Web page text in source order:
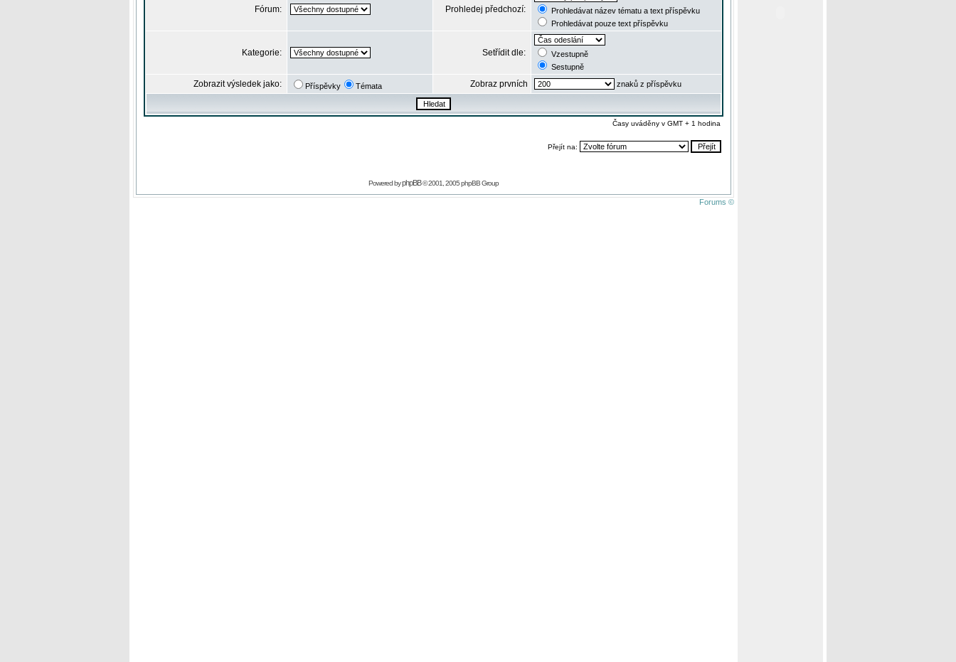
Fórum: Prohledej předchozí:
Prohledávat název tématu a text příspěvku
Prohledávat pouze text příspěvku
Kategorie: Setřídit dle:
Vzestupně
Sestupně
Zobrazit výsledek jako: Příspěvky Témata Zobraz prvních znaků z příspěvku
Časy uváděny v GMT + 1 hodina
Přejít na:
Powered byphpBB© 2001, 2005 phpBB Group
Forums ©